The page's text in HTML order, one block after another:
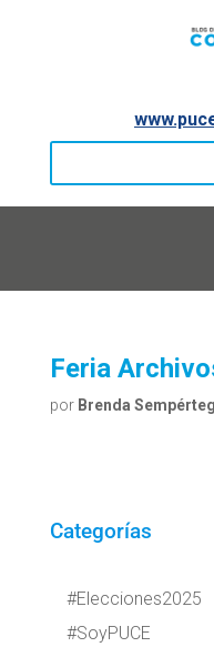
Feria
por Brenda
Categorías
#Elecciones2025
#SoyPUCE